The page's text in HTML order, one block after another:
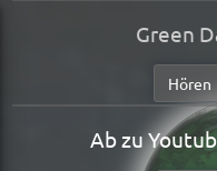
Green
Hören
Ab zu